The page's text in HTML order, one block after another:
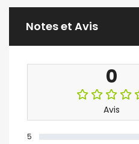
Notes et Avis
0
Avis
5